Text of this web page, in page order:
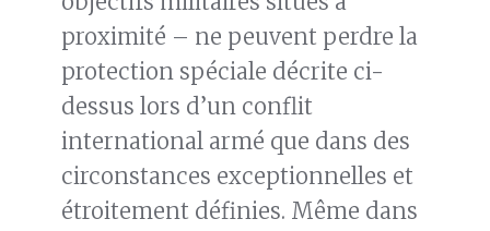
proximité – ne peuvent perdre la
protection spéciale décrite ci-
dessus lors d’un conflit
international armé que dans des
circonstances exceptionnelles et
étroitement définies. Même dans